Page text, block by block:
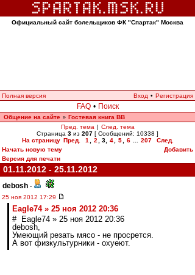
Официальный сайт болельщиков ФК "Спартак" Москва
Полная версия Вход • Регистрация
FAQ • Поиск
Общение на сайте » Гостевая книга ВВ
Пред. тема | След. тема
Страница 3 из 207 [ Сообщений: 10338 ]
На страницу Пред. 1 2 3, 4 5 6 207
След.
Начать новую тему
Добавить
Версия для печати
01.11.2012 - 25.11.2012
debosh -
25 ноя 2012 17:29
Eagle74 » 25 ноя 2012 20:36
# Eagle74 » 25 ноя 2012 20:36
debosh,
Умеющий резать мясо - не просрется.
А вот физкультурники - охуеют.